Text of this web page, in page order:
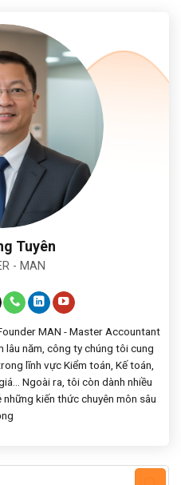
Tuyên
- MAN
MAN - Master Accountant
lâu năm, công ty chúng tôi cung
lĩnh vực Kiểm toán, Kế toán,
Ngoài ra, tôi còn dành nhiều
kiến thức chuyên môn sâu